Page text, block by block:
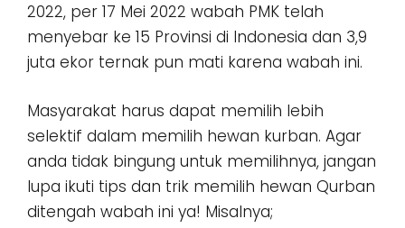
2022, per 17 Mei 2022 wabah PMK telah
menyebar ke 15 Provinsi di Indonesia dan 3,9
juta ekor ternak pun mati karena wabah ini.
Masyarakat harus dapat memilih lebih
selektif dalam memilih hewan kurban. Agar
anda tidak bingung untuk memilihnya, jangan
lupa ikuti tips dan trik memilih hewan Qurban
ditengah wabah ini ya! Misalnya;